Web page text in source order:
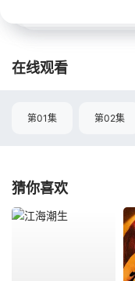
在线观看
第01集 第02集
猜你喜欢